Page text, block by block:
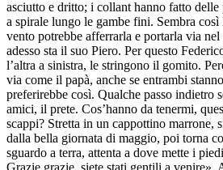
asciutto e dritto; i collant hanno fatto delle
a spirale lungo le gambe fini. Sembra
vento potrebbe afferrarla e portarla via
adesso sta il suo Piero. Per questo
l’altra a sinistra, le stringono il gomito.
via come il papà, anche se entrambi
preferirebbe così. Qualche passo indietro
amici, il prete. Cos’hanno da tenermi,
scappi? Stretta in un cappottino marrone,
dalla bella giornata di maggio, poi torna
sguardo a terra, attenta a dove mette i
Grazie grazie, siete stati gentili a venire».